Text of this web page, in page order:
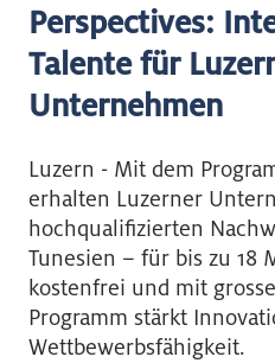
Perspectives:
Talente für
Unternehmen
Luzern - Mit dem
erhalten Luzerner
hochqualifizierten
Tunesien – für bis zu 18
kostenfrei und mit
Programm stärkt
Wettbewerbsfähigkeit.